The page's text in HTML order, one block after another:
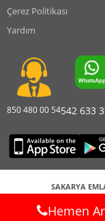
Hemen
Çerez Politikası
Yardım
850 480 00 54542 633
SAKARYA